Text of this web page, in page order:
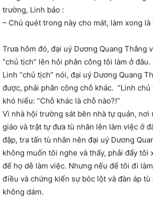
trường, Linh bảo :
– Chú quét trong này cho mát, làm xong là
Trưa hôm đó, đại uý Dương Quang Thắng
“chủ tịch” lên hỏi phân công tôi làm ở
Linh “chủ tịch” nói, đại uý Dương Quang
được, phải phân công chỗ khác. “Linh chủ
khó hiểu: “Chỗ khác là chỗ nào?!”
Vì nhà hội trường sát bên nhà tự quản, nơi
giáo và trật tự đưa tù nhân lên làm việc ở
đập, tra tấn tù nhân nên đại uý Dương
không muốn tôi nghe và thấy, phải đẩy tôi
để họ dễ làm việc. Nhưng nếu để tôi đi
điều và chứng kiến sự bóc lột và đàn áp tù
không dám.